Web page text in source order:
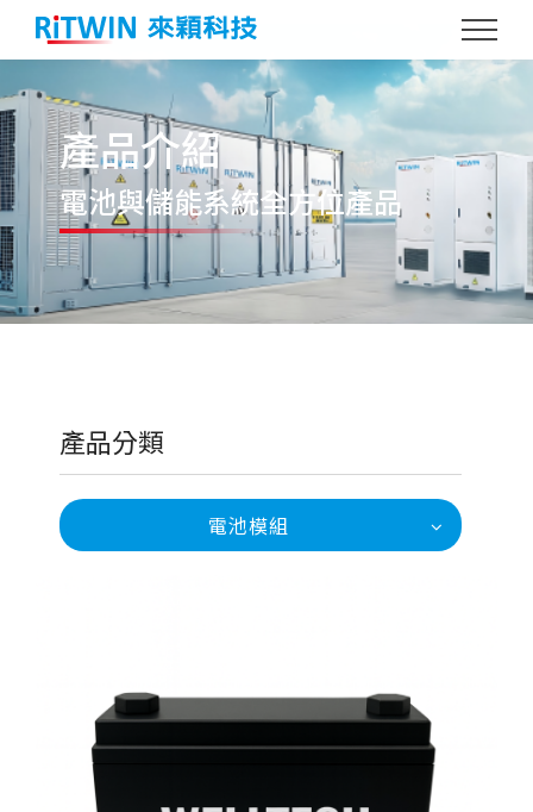
產品介紹
電池與儲能系統全方位產品
產品分類
電池模組